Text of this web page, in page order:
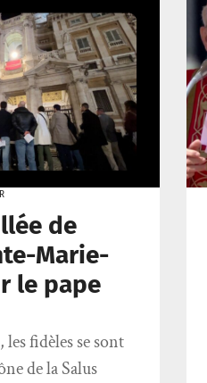
de
Marie-
le pape
fidèles se sont
de la Salus